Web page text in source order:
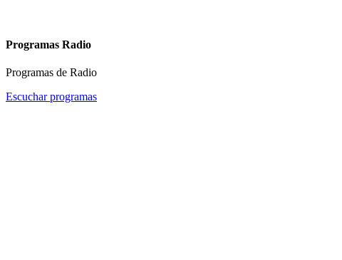
Programas Radio
Programas de Radio
Escuchar programas